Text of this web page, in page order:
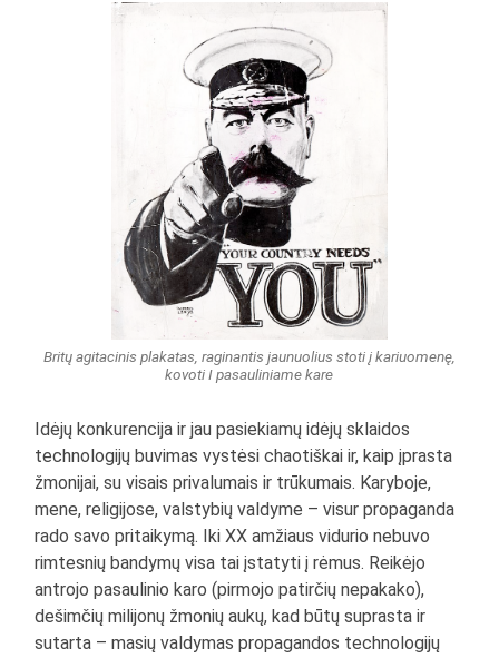
Britų agitacinis plakatas, raginantis jaunuolius stoti į kariuomenę,
kovoti I pasauliniame kare
Idėjų konkurencija ir jau pasiekiamų idėjų sklaidos
technologijų buvimas vystėsi chaotiškai ir, kaip įprasta
žmonijai, su visais privalumais ir trūkumais. Karyboje,
mene, religijose, valstybių valdyme – visur propaganda
rado savo pritaikymą. Iki XX amžiaus vidurio nebuvo
rimtesnių bandymų visa tai įstatyti į rėmus. Reikėjo
antrojo pasaulinio karo (pirmojo patirčių nepakako),
dešimčių milijonų žmonių aukų, kad būtų suprasta ir
sutarta – masių valdymas propagandos technologijų